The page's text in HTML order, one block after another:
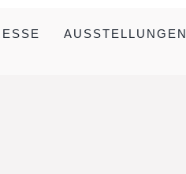
AUSSTELLUNGEN